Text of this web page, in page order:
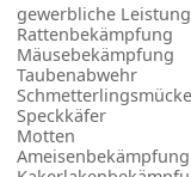
gewerbliche
Rattenbekämpfung
Mäusebekämpfung
Taubenabwehr
Speckkäfer
Motten
Ameisenbekämpfung